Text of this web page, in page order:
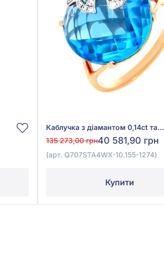
Каблучка з діамантом 0,14ct та топазом Swiss Blue 13,51ct із червоного золота 585°, арт. Q707STA4WX-10.155-1274
135 273,00 грн40 581,90 грн
(арт. Q707STA4WX-10.155-1274)
Купити